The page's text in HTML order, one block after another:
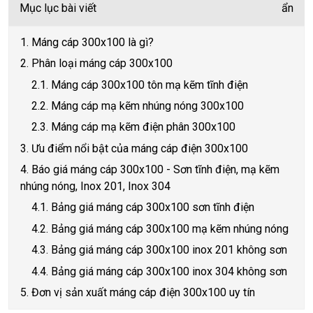
Mục lục bài viết ẩn
1. Máng cáp 300x100 là gì?
2. Phân loại máng cáp 300x100
2.1. Máng cáp 300x100 tôn mạ kẽm tĩnh điện
2.2. Máng cáp mạ kẽm nhúng nóng 300x100
2.3. Máng cáp mạ kẽm điện phân 300x100
3. Ưu điểm nổi bật của máng cáp điện 300x100
4. Báo giá máng cáp 300x100 - Sơn tĩnh điện, mạ kẽm
nhúng nóng, Inox 201, Inox 304
4.1. Bảng giá máng cáp 300x100 sơn tĩnh điện
4.2. Bảng giá máng cáp 300x100 mạ kẽm nhúng nóng
4.3. Bảng giá máng cáp 300x100 inox 201 không sơn
4.4. Bảng giá máng cáp 300x100 inox 304 không sơn
5. Đơn vị sản xuất máng cáp điện 300x100 uy tín